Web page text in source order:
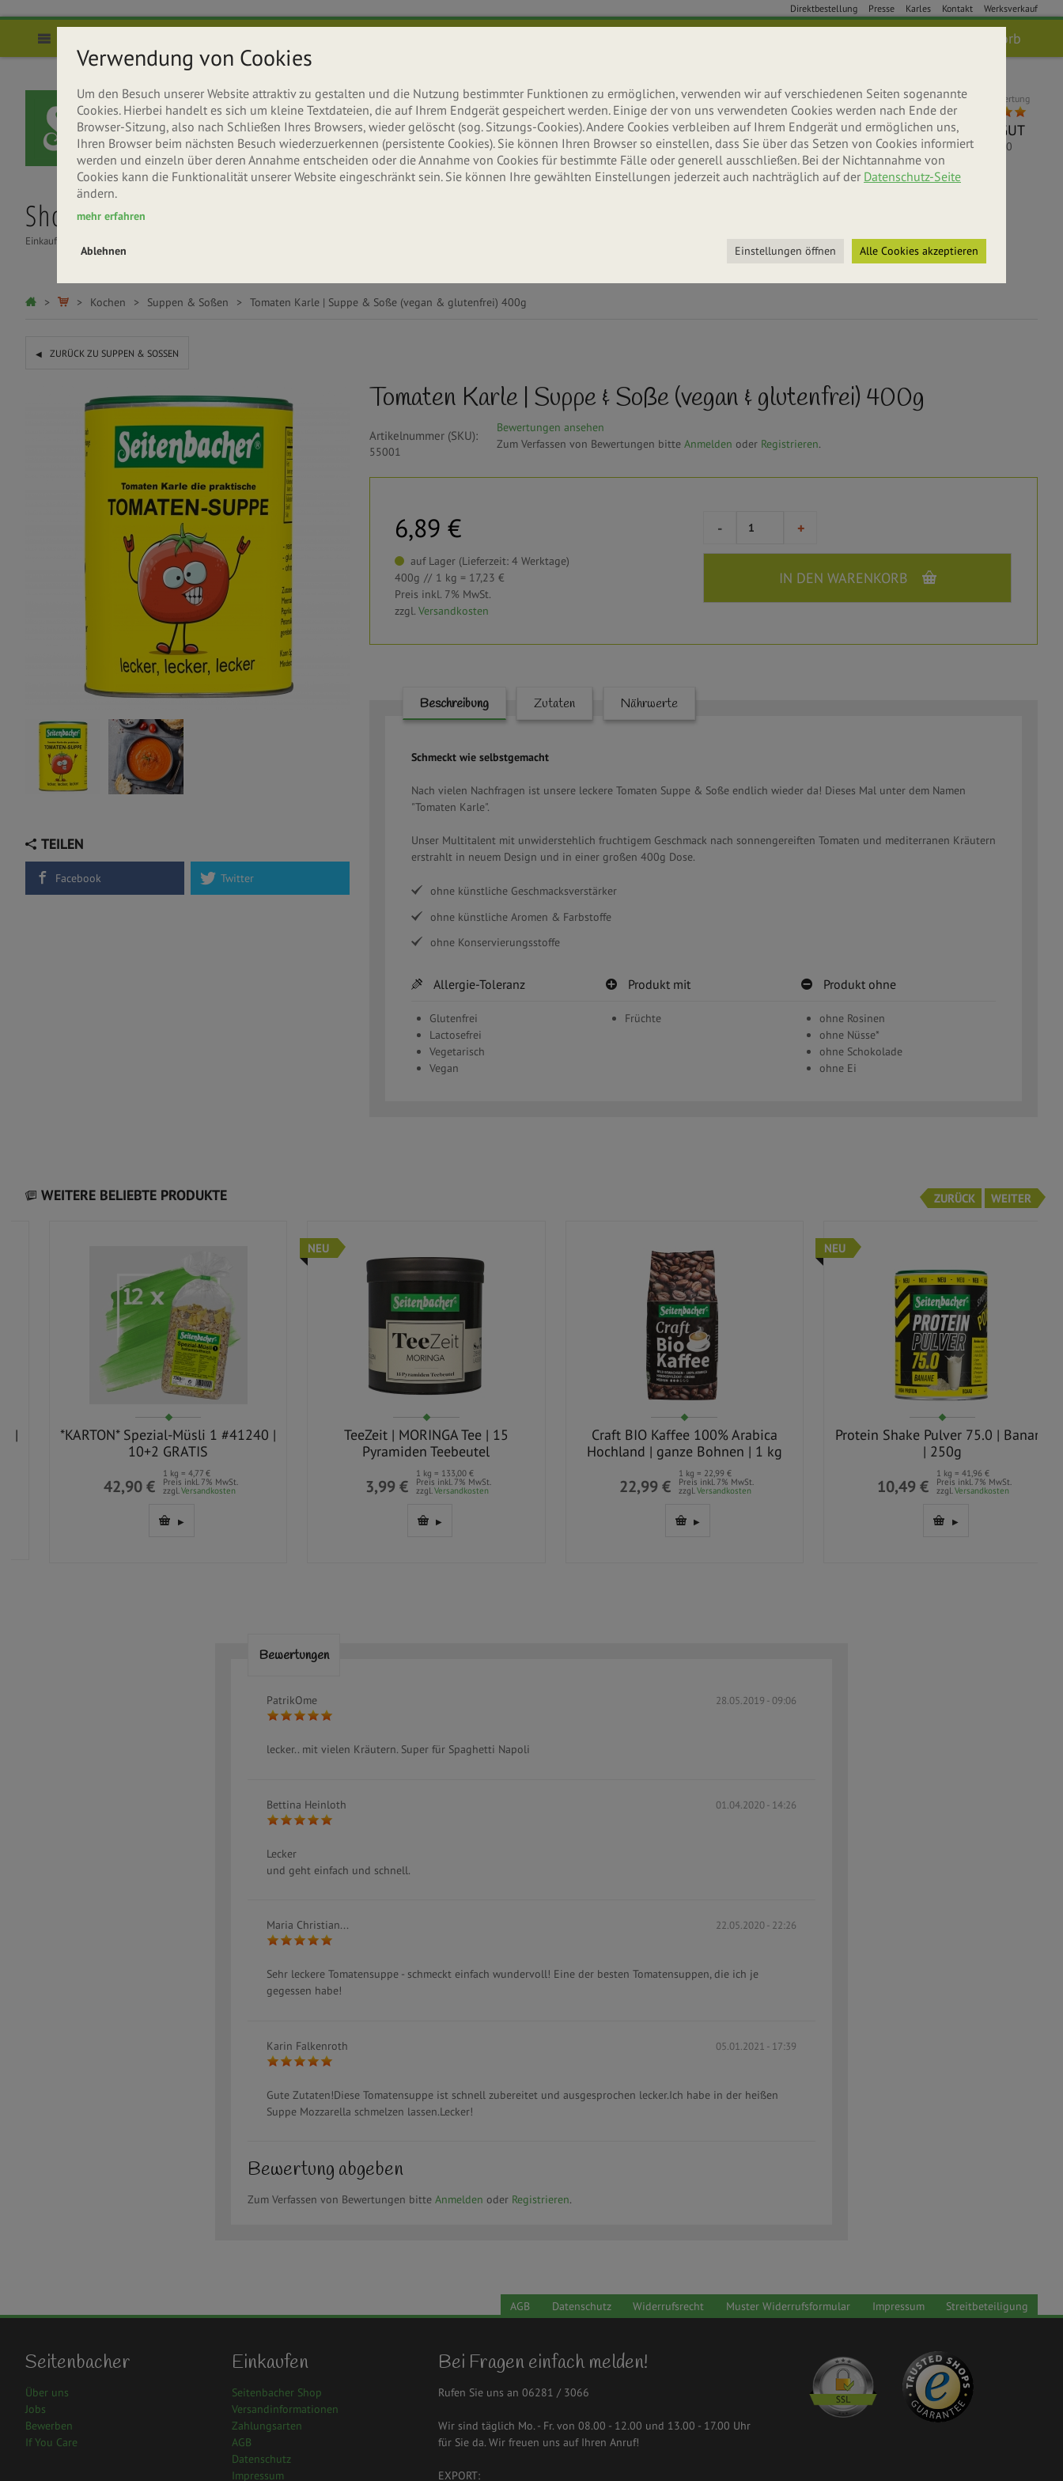
Direktbestellung Presse Karles Kontakt Werksverkauf
Warenkorb
Kundenbewertung
SEHR GUT
5.00
Shop
Einkaufen
Über uns
Sie sind hier
Kochen Suppen & Soßen Tomaten Karle | Suppe & Soße (vegan & glutenfrei) 400g
ZURÜCK ZU SUPPEN & SOSSEN
TEILEN
Facebook Twitter
Tomaten Karle | Suppe & Soße (vegan & glutenfrei) 400g
Artikelnummer (SKU):
55001
Bewertungen ansehen
Zum Verfassen von Bewertungen bitte Anmelden oder Registrieren.
- +
IN DEN WARENKORB
6,89 €
auf Lager (Lieferzeit: 4 Werktage)
400g
1 kg = 17,23 €
Preis inkl. 7% MwSt.
zzgl.Versandkosten
Beschreibung(aktiver
Zutaten Nährwerte
Schmeckt wie selbstgemacht
Nach vielen Nachfragen ist unsere leckere Tomaten Suppe & Soße endlich wieder da! Dieses Mal unter dem Namen
"Tomaten Karle".
Unser Multitalent mit unwiderstehlich fruchtigem Geschmack nach sonnengereiften Tomaten und mediterranen Kräutern
erstrahlt in neuem Design und in einer großen 400g Dose.
ohne künstliche Geschmacksverstärker
ohne künstliche Aromen & Farbstoffe
ohne Konservierungsstoffe
Allergie-Toleranz
Glutenfrei
Lactosefrei
Vegetarisch
Vegan
Produkt mit
Früchte
Produkt ohne
ohne Rosinen
ohne Nüsse*
ohne Schokolade
ohne Ei
WEITERE BELIEBTE PRODUKTE
*KARTON* Spezial-Müsli 1 #41240 |
10+2 GRATIS
42,90 €
1 kg = 4,77 €
Preis inkl. 7% MwSt.
zzgl. Versandkosten
TeeZeit | MORINGA Tee | 15
Pyramiden Teebeutel
3,99 €
1 kg = 133,00 €
Preis inkl. 7% MwSt.
zzgl. Versandkosten
Craft BIO Kaffee 100% Arabica
Hochland | ganze Bohnen | 1 kg
22,99 €
1 kg = 22,99 €
Preis inkl. 7% MwSt.
zzgl. Versandkosten
Protein Shake Pulver 75.0 | Banane
| 250g
10,49 €
1 kg = 41,96 €
Preis inkl. 7% MwSt.
zzgl. Versandkosten
ZURÜCK WEITER
Bewertungen
28.05.2019 - 09:06
PatrikOme
lecker.. mit vielen Kräutern. Super für Spaghetti Napoli
01.04.2020 - 14:26
Bettina Heinloth
Lecker
und geht einfach und schnell.
22.05.2020 - 22:26
Maria Christian...
Sehr leckere Tomatensuppe - schmeckt einfach wundervoll! Eine der besten Tomatensuppen, die ich je
gegessen habe!
05.01.2021 - 17:39
Karin Falkenroth
Gute Zutaten!Diese Tomatensuppe ist schnell zubereitet und ausgesprochen lecker.Ich habe in der heißen
Suppe Mozzarella schmelzen lassen.Lecker!
Bewertung abgeben
Zum Verfassen von Bewertungen bitte Anmelden oder Registrieren.
AGB Datenschutz Widerrufsrecht Muster Widerrufsformular Impressum Streitbeteiligung
Seitenbacher
Über uns
Jobs
Bewerben
If You Care
Einkaufen
Seitenbacher Shop
Versandinformationen
Zahlungsarten
AGB
Datenschutz
Impressum
Bei Fragen einfach melden!
Rufen Sie uns an 06281 / 3066
Wir sind täglich Mo. - Fr. von 08.00 - 12.00 und 13.00 - 17.00 Uhr
für Sie da. Wir freuen uns auf Ihren Anruf!
EXPORT:
Verwendung von Cookies
Um den Besuch unserer Website attraktiv zu gestalten und die Nutzung bestimmter Funktionen zu ermöglichen, verwenden wir auf verschiedenen Seiten sogenannte
Cookies. Hierbei handelt es sich um kleine Textdateien, die auf Ihrem Endgerät gespeichert werden. Einige der von uns verwendeten Cookies werden nach Ende der
Browser-Sitzung, also nach Schließen Ihres Browsers, wieder gelöscht (sog. Sitzungs-Cookies). Andere Cookies verbleiben auf Ihrem Endgerät und ermöglichen uns,
Ihren Browser beim nächsten Besuch wiederzuerkennen (persistente Cookies). Sie können Ihren Browser so einstellen, dass Sie über das Setzen von Cookies informiert
werden und einzeln über deren Annahme entscheiden oder die Annahme von Cookies für bestimmte Fälle oder generell ausschließen. Bei der Nichtannahme von
Cookies kann die Funktionalität unserer Website eingeschränkt sein. Sie können Ihre gewählten Einstellungen jederzeit auch nachträglich auf der Datenschutz-Seite
ändern.
mehr erfahren
Alle Cookies akzeptieren
Einstellungen öffnen
Ablehnen